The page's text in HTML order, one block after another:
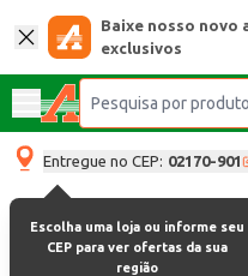
Baixe nosso novo
exclusivos
Entregue no CEP: 02170-901
Escolha uma loja ou informe seu
CEP para ver ofertas da sua
região